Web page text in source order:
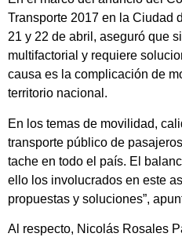
Transporte 2017 en la Ciudad
21 y 22 de abril, aseguró que
multifactorial y requiere
causa es la complicación de
territorio nacional.
En los temas de movilidad,
transporte público de
tache en todo el país. El
ello los involucrados en este
propuestas y soluciones”,
Al respecto, Nicolás Rosales